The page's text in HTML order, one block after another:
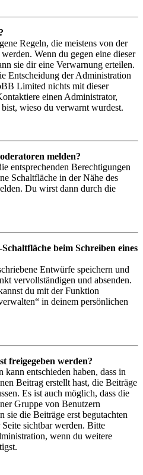
Regeln, die meistens von der
Wenn du gegen eine dieser
sie dir eine Verwarnung erteilen.
Entscheidung der Administration
Limited nichts mit dieser
einen Administrator,
wieso du verwarnt wurdest.
melden?
entsprechenden Berechtigungen
Schaltfläche in der Nähe des
Du wirst dann durch die
beim Schreiben eines
Entwürfe speichern und
vervollständigen und absenden.
du mit der Funktion
in deinem persönlichen
freigegeben werden?
entschieden haben, dass in
Beitrag erstellt hast, die Beiträge
Es ist auch möglich, dass die
Gruppe von Benutzern
sie die Beiträge erst begutachten
sichtbar werden. Bitte
wenn du weitere